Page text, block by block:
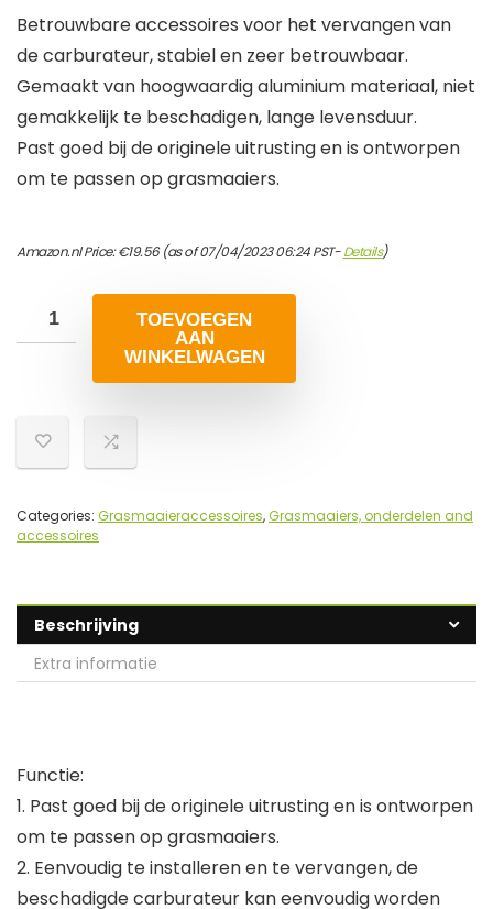
Betrouwbare accessoires voor het vervangen van
de carburateur, stabiel en zeer betrouwbaar.
Gemaakt van hoogwaardig aluminium materiaal, niet
gemakkelijk te beschadigen, lange levensduur.
Past goed bij de originele uitrusting en is ontworpen
om te passen op grasmaaiers.
Amazon.nl Price:€19.56(as of 07/04/2023 06:24 PST-Details)
TOEVOEGEN
AAN
WINKELWAGEN
Categories: Grasmaaieraccessoires,Grasmaaiers, onderdelen and
accessoires
Beschrijving
Extra informatie
Functie:
1. Past goed bij de originele uitrusting en is ontworpen
om te passen op grasmaaiers.
2. Eenvoudig te installeren en te vervangen, de
beschadigde carburateur kan eenvoudig worden